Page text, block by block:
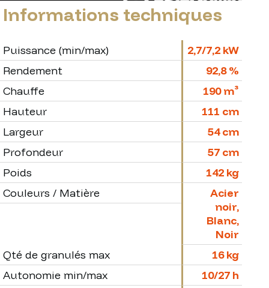
Informations techniques
Puissance (min/max)
2,7/7,2 kW
Rendement
92,8 %
Chauffe
190 m³
Hauteur
111 cm
Largeur
54 cm
Profondeur
57 cm
Poids
142 kg
Couleurs / Matière
Acier
noir,
Blanc,
Noir
Qté de granulés max
16 kg
Autonomie min/max
10/27 h